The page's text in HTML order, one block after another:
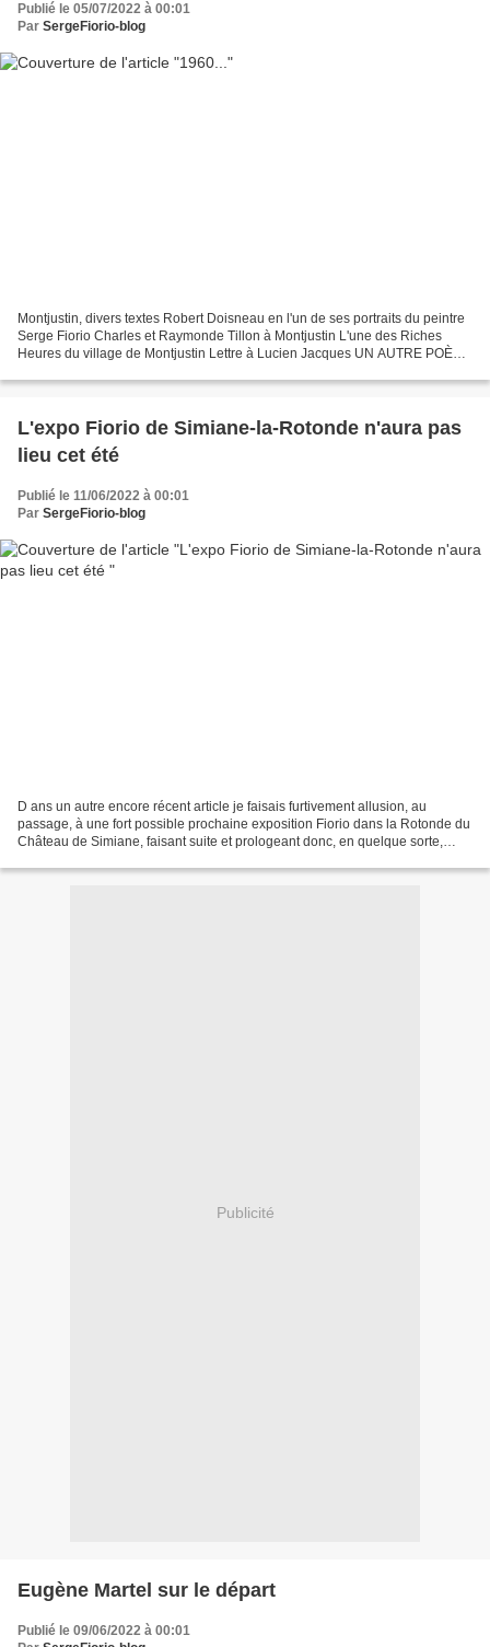
Publié le 05/07/2022 à 00:01
Par SergeFiorio-blog
Montjustin, divers textes Robert Doisneau en l'un de ses portraits du peintre
Serge Fiorio Charles et Raymonde Tillon à Montjustin L'une des Riches
Heures du village de Montjustin Lettre à Lucien Jacques UN AUTRE POÈTE
L'expo Fiorio de Simiane-la-Rotonde n'aura pas
lieu cet été
Publié le 11/06/2022 à 00:01
Par SergeFiorio-blog
D ans un autre encore récent article je faisais furtivement allusion, au
passage, à une fort possible prochaine exposition Fiorio dans la Rotonde du
Château de Simiane, faisant suite et prologeant donc, en quelque sorte,
Publicité
Eugène Martel sur le départ
Publié le 09/06/2022 à 00:01